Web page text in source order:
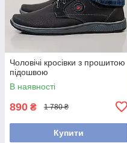
Чоловічі кросівки з прошитою
підошвою
В наявності
890 ₴ 1 780 ₴
Купити